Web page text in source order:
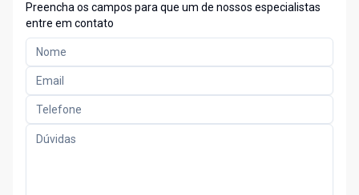
Preencha os campos para que um de nossos especialistas
entre em contato